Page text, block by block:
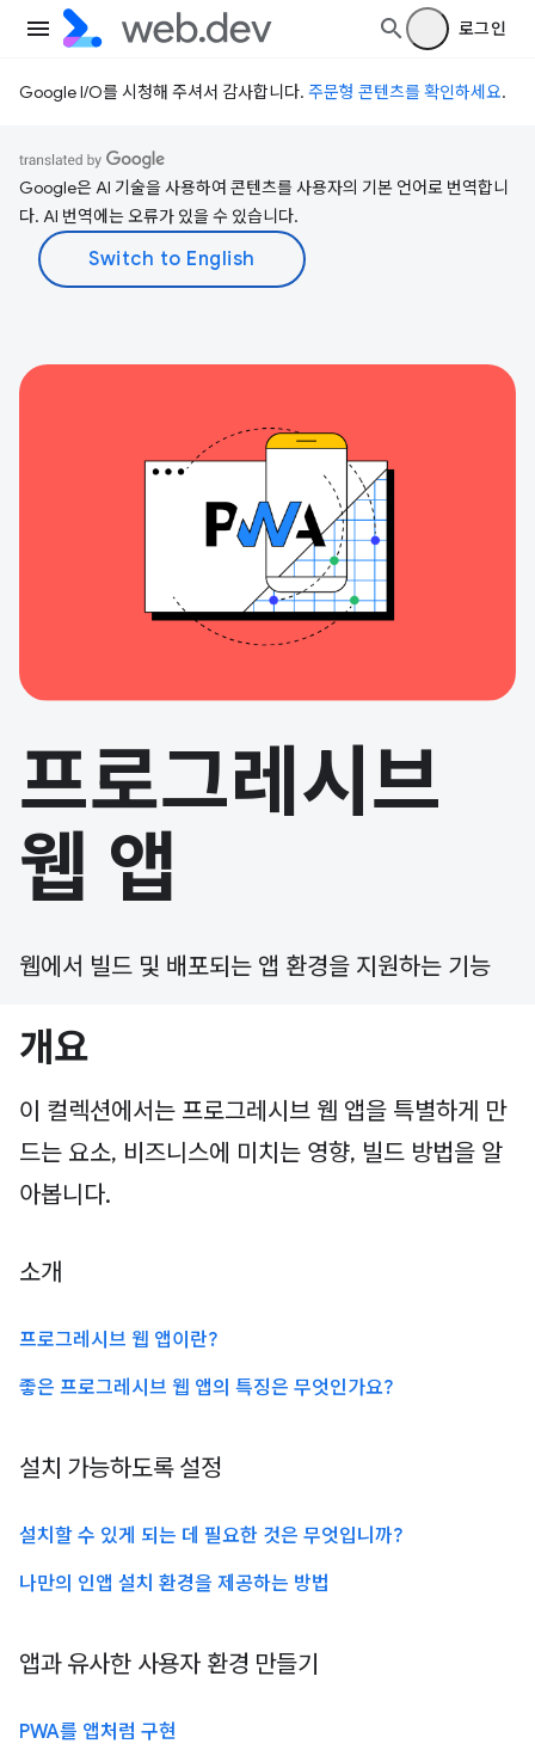
로그인
Google I/O를 시청해 주셔서 감사합니다. 주문형 콘텐츠를 확인하세요.
Google은 AI 기술을 사용하여 콘텐츠를 사용자의 기본 언어로 번역합니
다. AI 번역에는 오류가 있을 수 있습니다.
프로그레시브
웹 앱
웹에서 빌드 및 배포되는 앱 환경을 지원하는 기능
개요
이 컬렉션에서는 프로그레시브 웹 앱을 특별하게 만
드는 요소, 비즈니스에 미치는 영향, 빌드 방법을 알
아봅니다.
소개
프로그레시브 웹 앱이란?
좋은 프로그레시브 웹 앱의 특징은 무엇인가요?
설치 가능하도록 설정
설치할 수 있게 되는 데 필요한 것은 무엇입니까?
나만의 인앱 설치 환경을 제공하는 방법
앱과 유사한 사용자 환경 만들기
PWA를 앱처럼 구현